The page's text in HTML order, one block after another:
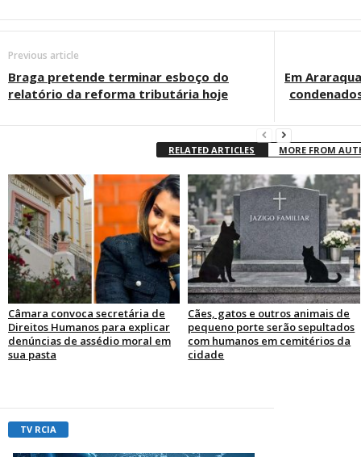
Previous article
Braga pretende terminar esboço do
relatório da reforma tributária hoje
Em
RELATED ARTICLES MORE FROM
Câmara convoca secretária de
Direitos Humanos para explicar
denúncias de assédio moral em
sua pasta
Cães, gatos e outros animais de
pequeno porte serão sepultados
com humanos em cemitérios da
cidade
TV RCIA